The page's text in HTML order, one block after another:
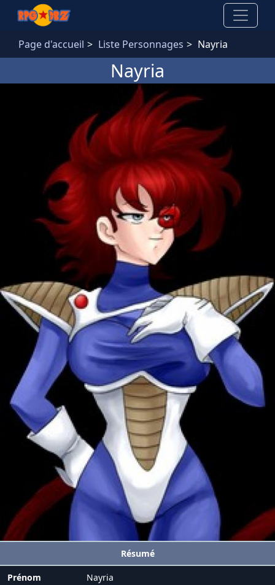
Aller au contenu principal
Page d'accueil Liste Personnages Nayria
Nayria
Résumé
Prénom
Nayria